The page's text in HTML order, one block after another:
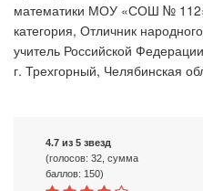
математики МОУ «СОШ №
категория, Отличник
учитель Российской
г. Трехгорный, Челябинская
4.7 из 5 звезд
(голосов: 32, сумма
баллов: 150)